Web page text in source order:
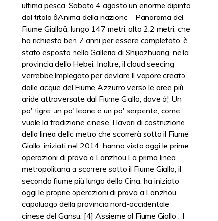
ultima pesca. Sabato 4 agosto un enorme dipinto
dal titolo âAnima della nazione - Panorama del
Fiume Gialloâ, lungo 147 metri, alto 2,2 metri, che
ha richiesto ben 7 anni per essere completato, è
stato esposto nella Galleria di Shijiazhuang, nella
provincia dello Hebei. Inoltre, il cloud seeding
verrebbe impiegato per deviare il vapore creato
dalle acque del Fiume Azzurro verso le aree più
aride attraversate dal Fiume Giallo, dove â¦ Un
po' tigre, un po' leone e un po' serpente, come
vuole la tradizione cinese. I lavori di costruzione
della linea della metro che scorrerà sotto il Fiume
Giallo, iniziati nel 2014, hanno visto oggi le prime
operazioni di prova a Lanzhou La prima linea
metropolitana a scorrere sotto il Fiume Giallo, il
secondo fiume più lungo della Cina, ha iniziato
oggi le proprie operazioni di prova a Lanzhou,
capoluogo della provincia nord-occidentale
cinese del Gansu. [4] Assieme al Fiume Giallo , il